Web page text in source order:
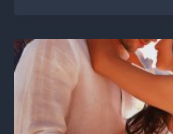
ГОРОДЕ